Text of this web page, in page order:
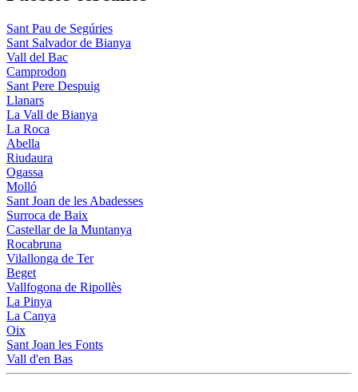
Sant Pau de Segúries
Sant Salvador de Bianya
Vall del Bac
Camprodon
Sant Pere Despuig
Llanars
La Vall de Bianya
La Roca
Abella
Riudaura
Ogassa
Molló
Sant Joan de les Abadesses
Surroca de Baix
Castellar de la Muntanya
Rocabruna
Vilallonga de Ter
Beget
Vallfogona de Ripollès
La Pinya
La Canya
Oix
Sant Joan les Fonts
Vall d'en Bas